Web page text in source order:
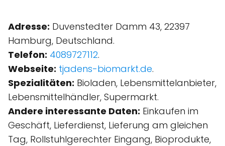
Adresse: Duvenstedter Damm 43, 22397
Hamburg, Deutschland.
Telefon: 4089727112.
Webseite: tjadens-biomarkt.de.
Spezialitäten: Bioladen, Lebensmittelanbieter,
Lebensmittelhändler, Supermarkt.
Andere interessante Daten: Einkaufen im
Geschäft, Lieferdienst, Lieferung am gleichen
Tag, Rollstuhlgerechter Eingang, Bioprodukte,